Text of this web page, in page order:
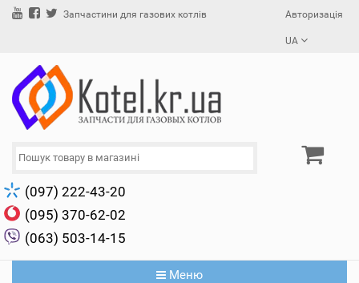
Запчастини для газових котлів Авторизація
UA
(097) 222-43-20
(095) 370-62-02
(063) 503-14-15
Меню